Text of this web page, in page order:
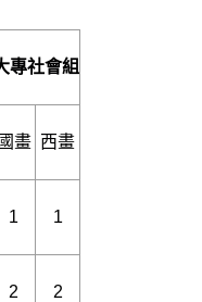
專社會組
國畫 西畫
1 1
2 2